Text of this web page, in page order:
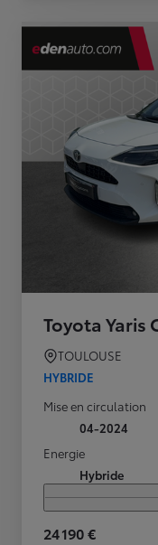
Toyota Yaris
TOULOUSE
HYBRIDE
Mise en circulation
04-2024
Energie
Hybride
24 190 €